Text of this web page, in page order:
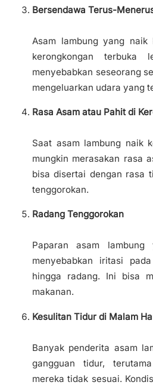
Bersendawa Terus-
Asam lambung yang naik
kerongkongan terbuka
menyebabkan seseorang
mengeluarkan udara yang
Rasa Asam atau Pahit di
Saat asam lambung naik
mungkin merasakan rasa
bisa disertai dengan rasa
tenggorokan.
Radang Tenggorokan
Paparan asam
menyebabkan iritasi
hingga radang. Ini bisa
makanan.
Kesulitan Tidur di Malam
Banyak penderita asam
gangguan tidur,
mereka tidak sesuai.